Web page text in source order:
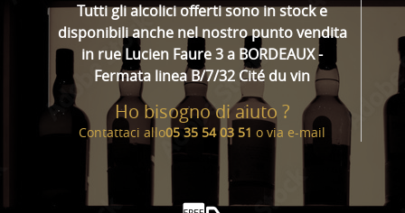
Tutti gli alcolici offerti sono in stock e
disponibili anche nel nostro punto vendita
in rue Lucien Faure 3 a BORDEAUX -
Fermata linea B/7/32 Cité du vin
Ho bisogno di aiuto ?
Contattaci allo05 35 54 03 51 o via e-mail